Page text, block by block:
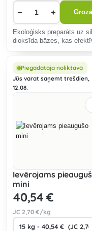
− + Grozā
Ekoloģisks preparāts uz
dioksīda bāzes, kas
audzētavās.
Piegādātāja noliktavā
Jūs varat saņemt trešdien,
12.08.
Ievērojams
mini
40,54 €
JC 2,70 €/kg